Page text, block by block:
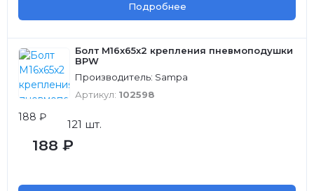
Подробнее
Болт М16х65х2 крепления пневмоподушки
BPW
Производитель: Sampa
Артикул: 102598
188 ₽
121 шт.
188 ₽